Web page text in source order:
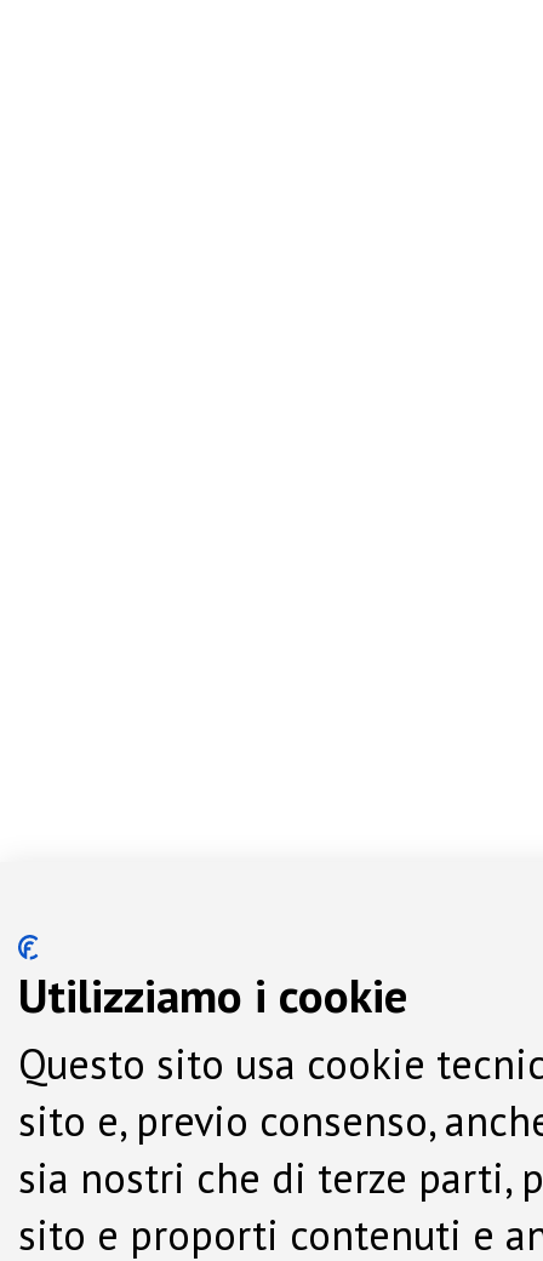
Utilizziamo i cookie
Questo sito usa cookie
sito e, previo consenso,
sia nostri che di terze parti,
sito e proporti contenuti e